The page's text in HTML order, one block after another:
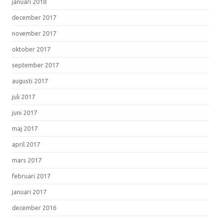
januari 2018
december 2017
november 2017
oktober 2017
september 2017
augusti 2017
juli 2017
juni 2017
maj 2017
april 2017
mars 2017
februari 2017
januari 2017
december 2016